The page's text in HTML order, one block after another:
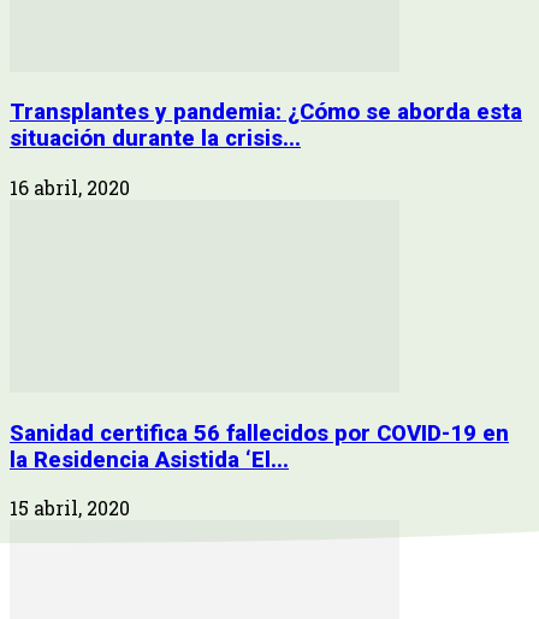
Transplantes y pandemia: ¿Cómo se aborda esta
situación durante la crisis...
16 abril, 2020
Sanidad certifica 56 fallecidos por COVID-19 en
la Residencia Asistida ‘El...
15 abril, 2020